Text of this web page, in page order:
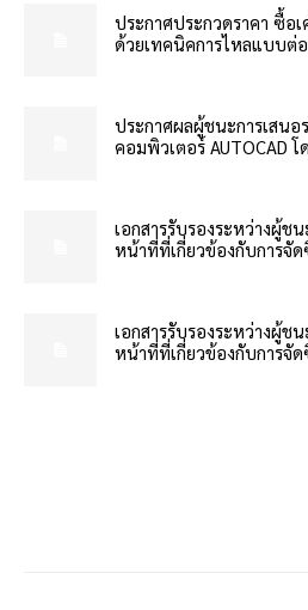
ประกาศประกวดราคา ซื้อ
ด้วยเทคนิคการไหลแบบต่
ประกาศผลผู้ชนะการเสนอ
คอมพิวเตอร์ AUTOCAD โ
เอกสารรับรองระหว่างผู้ช
หน้าที่ที่เกี่ยวข้องกับการจัด
เอกสารรับรองระหว่างผู้ช
หน้าที่ที่เกี่ยวข้องกับการจัด